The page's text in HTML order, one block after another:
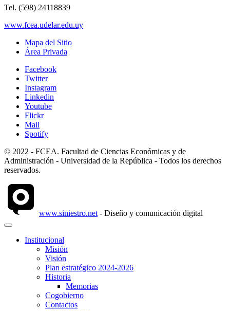
Tel. (598) 24118839
www.fcea.udelar.edu.uy
Mapa del Sitio
Área Privada
Facebook
Twitter
Instagram
Linkedin
Youtube
Flickr
Mail
Spotify
© 2022 - FCEA. Facultad de Ciencias Económicas y de
Administración - Universidad de la República - Todos los derechos
reservados.
www.siniestro.net - Diseño y comunicación digital
Institucional
Misión
Visión
Plan estratégico 2024-2026
Historia
Memorias
Cogobierno
Contactos